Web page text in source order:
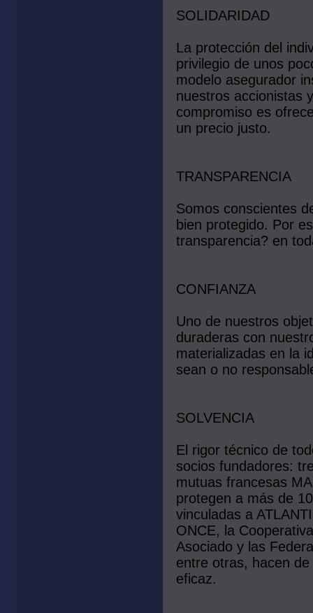
SOLIDARIDAD
La protección del
privilegio de unos
modelo asegurador
nuestros accionistas
compromiso es
un precio justo.
TRANSPARENCIA
Somos conscientes
bien protegido. Por
transparencia? en
CONFIANZA
Uno de nuestros
duraderas con
materializadas en la
sean o no
SOLVENCIA
El rigor técnico de
socios fundadores:
mutuas francesas
protegen a más de
vinculadas a
ONCE, la
Asociado y las
entre otras, hacen
eficaz.